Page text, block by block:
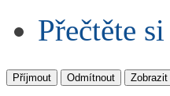
Přečtěte
Příjmout Odmítnout